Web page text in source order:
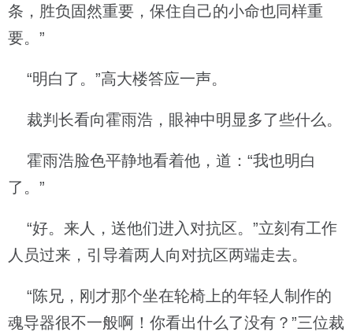
条，胜负固然重要，保住自己的小命也同样重
要。”
“明白了。”高大楼答应一声。
裁判长看向霍雨浩，眼神中明显多了些什么。
霍雨浩脸色平静地看着他，道：“我也明白
了。”
“好。来人，送他们进入对抗区。”立刻有工作
人员过来，引导着两人向对抗区两端走去。
“陈兄，刚才那个坐在轮椅上的年轻人制作的
魂导器很不一般啊！你看出什么了没有？”三位裁